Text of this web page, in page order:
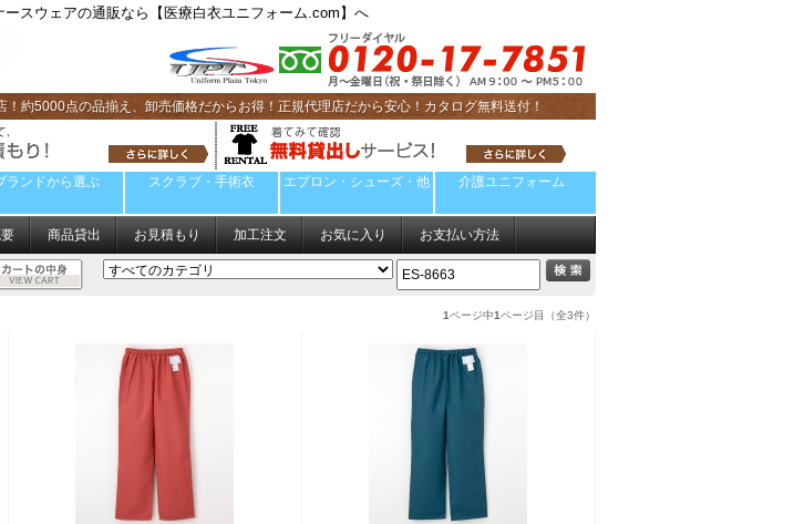
スウェアの通販なら【医療白衣ユニフォーム.com】へ
約5000点の品揃え、卸売価格だからお得！正規代理店だから安心！カタログ無料送付！
ランドから選ぶ スクラブ・手術衣 エプロン・シューズ・他 介護ユニフォーム
商品貸出 お見積もり 加工注文 お気に入り お支払い方法
1ページ中1ページ目（全3件）